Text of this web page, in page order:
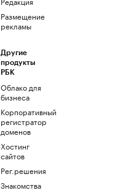
Размещение
рекламы
Другие
продукты
РБК
Облако для
бизнеса
Корпоративный
регистратор
доменов
Хостинг
сайтов
Рег.решения
Знакомства